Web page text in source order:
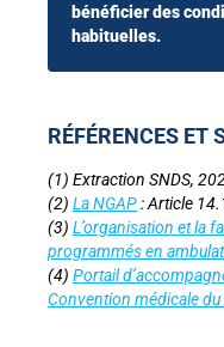
bénéficier des
habituelles.
RÉFÉRENCES ET
(1) Extraction SNDS,
(2) La NGAP: Article
(3) L’organisation et la
programmés en
(4) Portail
Convention médicale